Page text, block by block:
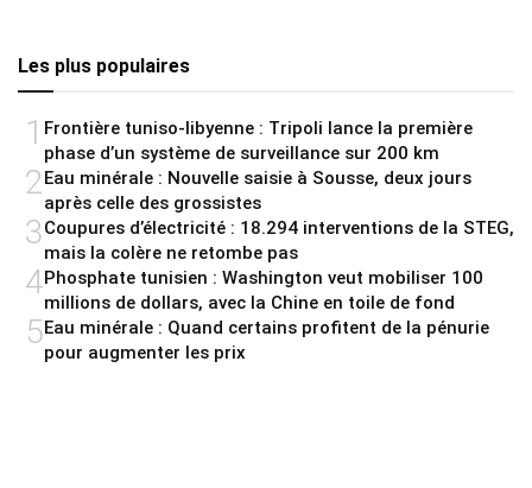
Les plus populaires
1 Frontière tuniso-libyenne : Tripoli lance la première
phase d’un système de surveillance sur 200 km
2Eau minérale : Nouvelle saisie à Sousse, deux jours
après celle des grossistes
3Coupures d’électricité : 18.294 interventions de la STEG,
mais la colère ne retombe pas
4Phosphate tunisien : Washington veut mobiliser 100
millions de dollars, avec la Chine en toile de fond
5Eau minérale : Quand certains profitent de la pénurie
pour augmenter les prix